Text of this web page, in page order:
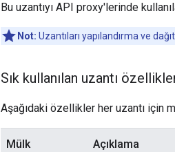
Bu uzantıyı API proxy'lerinde
Not: Uzantıları yapılandırma ve
Sık kullanılan uzantı
Aşağıdaki özellikler her uzantı için
Mülk Açıklama